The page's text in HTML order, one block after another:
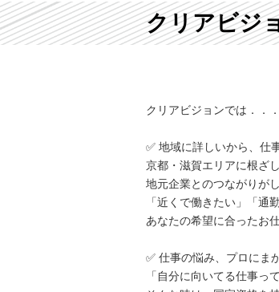
クリアビジ
クリアビジョンでは．．．
✅ 地域に詳しいから、仕
京都・滋賀エリアに根ざ
地元企業とのつながりがし
「近くで働きたい」「通
あなたの希望に合ったお
✅ 仕事の悩み、プロにま
「自分に向いてる仕事っ